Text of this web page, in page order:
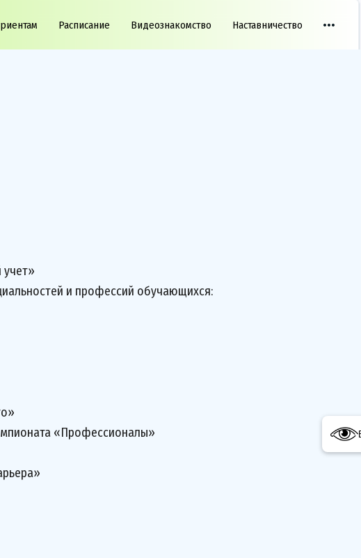
Расписание Видеознакомство Наставничество
учет»
и профессий обучающихся:
«Профессионалы»